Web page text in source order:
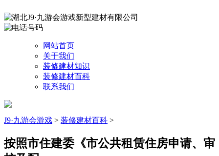
网站首页
关于我们
装修建材知识
装修建材百科
联系我们
J9·九游会游戏 > 装修建材百科 >
按照市住建委《市公共租赁住房申请、审